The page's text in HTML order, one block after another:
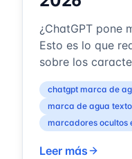
¿ChatGPT pone
Esto es lo que
sobre los
OpenAI y qué
chatgpt marca de
marca de agua
marcadores ocultos
Leer más